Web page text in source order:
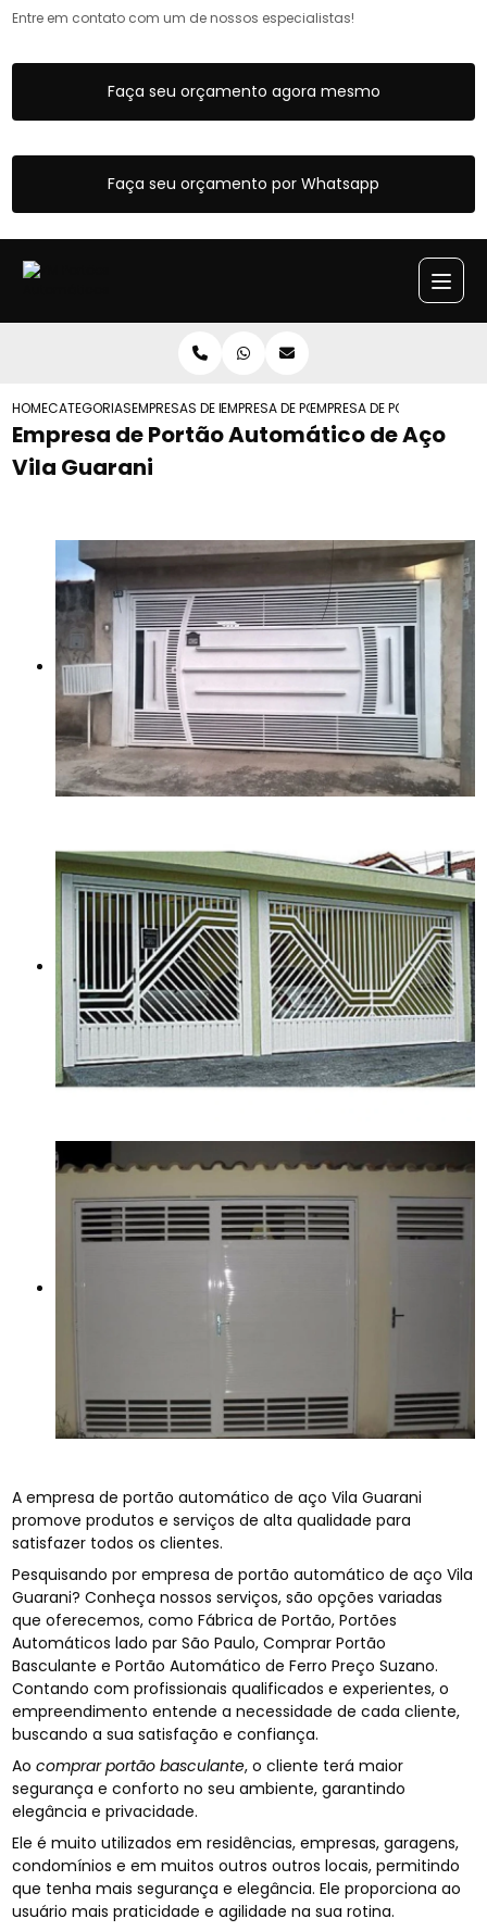
Entre em contato com um de nossos especialistas!
Faça seu orçamento agora mesmo
Faça seu orçamento por Whatsapp
HOMECATEGORIASEMPRESAS DE PORTOES AUTOMATICOS
EMPRESA DE PORTAO AUTOMATICO DE
EMPRESA DE PORTAO
Empresa de Portão Automático de Aço
Vila Guarani
A empresa de portão automático de aço Vila Guarani
promove produtos e serviços de alta qualidade para
satisfazer todos os clientes.
Pesquisando por empresa de portão automático de aço Vila
Guarani? Conheça nossos serviços, são opções variadas
que oferecemos, como Fábrica de Portão, Portões
Automáticos lado par São Paulo, Comprar Portão
Basculante e Portão Automático de Ferro Preço Suzano.
Contando com profissionais qualificados e experientes, o
empreendimento entende a necessidade de cada cliente,
buscando a sua satisfação e confiança.
Aocomprar portão basculante, o cliente terá maior
segurança e conforto no seu ambiente, garantindo
elegância e privacidade.
Ele é muito utilizados em residências, empresas, garagens,
condomínios e em muitos outros outros locais, permitindo
que tenha mais segurança e elegância. Ele proporciona ao
usuário mais praticidade e agilidade na sua rotina.